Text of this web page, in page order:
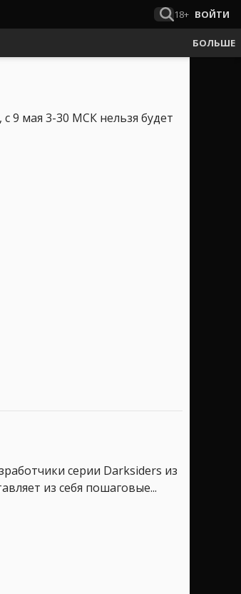
18+ ВОЙТИ
БОЛЬШЕ
9 мая 3-30 МСК нельзя будет
серии Darksiders из
из себя пошаговые...